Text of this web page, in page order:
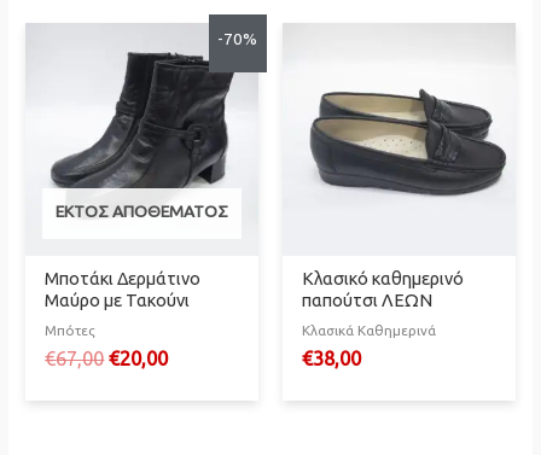
-70%
ΕΚΤΌΣ ΑΠΟΘΈΜΑΤΟΣ
Μποτάκι Δερμάτινο
Μαύρο με Τακούνι
Μπότες
€67,00Original
was:
€20,00Η
τιμή
Κλασικό καθημερινό
παπούτσι ΛΕΩΝ
Κλασικά Καθημερινά
€38,00